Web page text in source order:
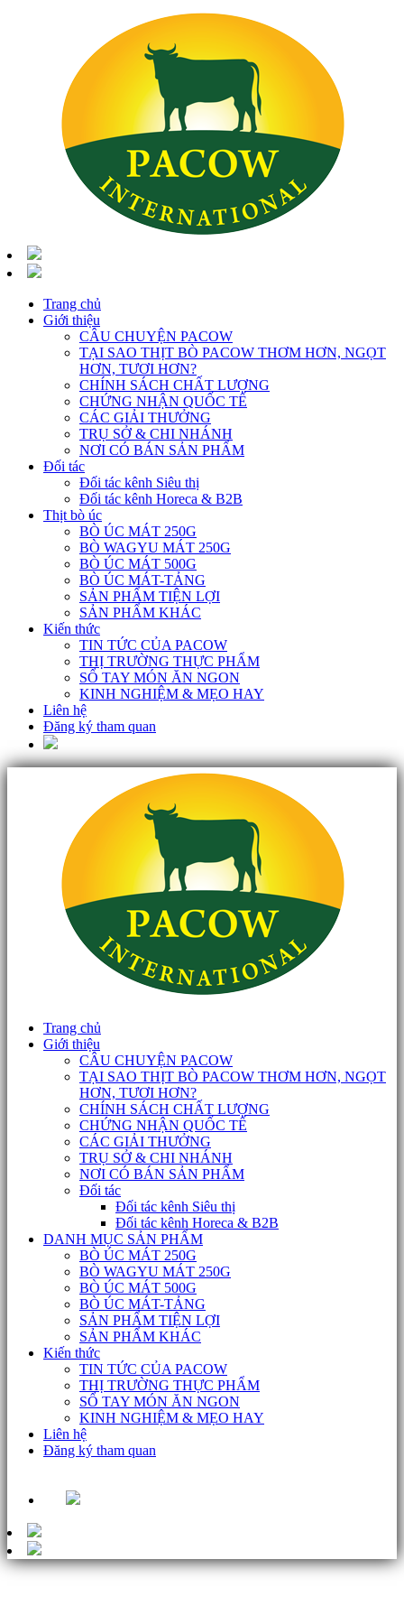
Trang chủ
Giới thiệu
CÂU CHUYỆN PACOW
TẠI SAO THỊT BÒ PACOW THƠM HƠN, NGỌT
HƠN, TƯƠI HƠN?
CHÍNH SÁCH CHẤT LƯỢNG
CHỨNG NHẬN QUỐC TẾ
CÁC GIẢI THƯỞNG
TRỤ SỞ & CHI NHÁNH
NƠI CÓ BÁN SẢN PHẨM
Đối tác
Đối tác kênh Siêu thị
Đối tác kênh Horeca & B2B
Thịt bò úc
BÒ ÚC MÁT 250G
BÒ WAGYU MÁT 250G
BÒ ÚC MÁT 500G
BÒ ÚC MÁT-TẢNG
SẢN PHẨM TIỆN LỢI
SẢN PHẨM KHÁC
Kiến thức
TIN TỨC CỦA PACOW
THỊ TRƯỜNG THỰC PHẨM
SỔ TAY MÓN ĂN NGON
KINH NGHIỆM & MẸO HAY
Liên hệ
Đăng ký tham quan
Trang chủ
Giới thiệu
CÂU CHUYỆN PACOW
TẠI SAO THỊT BÒ PACOW THƠM HƠN, NGỌT
HƠN, TƯƠI HƠN?
CHÍNH SÁCH CHẤT LƯỢNG
CHỨNG NHẬN QUỐC TẾ
CÁC GIẢI THƯỞNG
TRỤ SỞ & CHI NHÁNH
NƠI CÓ BÁN SẢN PHẨM
Đối tác
Đối tác kênh Siêu thị
Đối tác kênh Horeca & B2B
DANH MỤC SẢN PHẨM
BÒ ÚC MÁT 250G
BÒ WAGYU MÁT 250G
BÒ ÚC MÁT 500G
BÒ ÚC MÁT-TẢNG
SẢN PHẨM TIỆN LỢI
SẢN PHẨM KHÁC
Kiến thức
TIN TỨC CỦA PACOW
THỊ TRƯỜNG THỰC PHẨM
SỔ TAY MÓN ĂN NGON
KINH NGHIỆM & MẸO HAY
Liên hệ
Đăng ký tham quan